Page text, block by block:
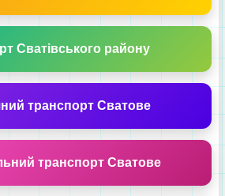
Сватівського району
транспорт Сватове
транспорт Сватове